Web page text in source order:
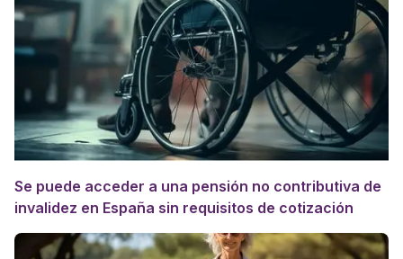
Se puede acceder a una pensión no contributiva de
invalidez en España sin requisitos de cotización